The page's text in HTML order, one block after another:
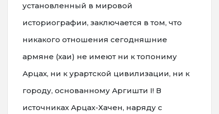
установленный в мировой
историографии, заключается в том, что
никакого отношения сегодняшние
армяне (хаи) не имеют ни к топониму
Арцах, ни к урартской цивилизации, ни к
городу, основанному Аргишти I! В
источниках Арцах-Хачен, наряду с